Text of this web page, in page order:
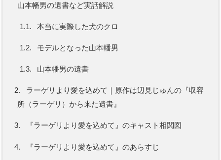
山本幡男の遺書など実話解説
1.1. 本当に実際した犬のクロ
1.2. モデルとなった山本幡男
1.3. 山本幡男の遺書
2.
ラーゲリより愛を込めて｜原作は辺見じゅんの『収容
所（ラーゲリ）から来た遺書』
3. 『ラーゲリより愛を込めて』のキャスト相関図
4. 『ラーゲリより愛を込めて』のあらすじ